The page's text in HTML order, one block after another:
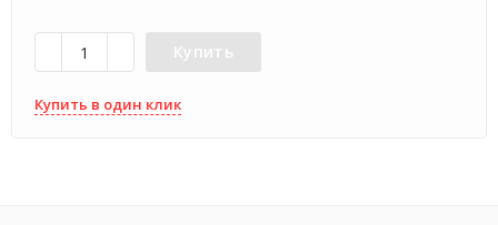
Купить
Купить в один клик